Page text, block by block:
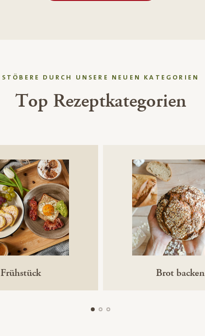
STÖBERE DURCH UNSERE NEUEN KATEGORIEN
Top Rezeptkategorien
Frühstück Brot backen